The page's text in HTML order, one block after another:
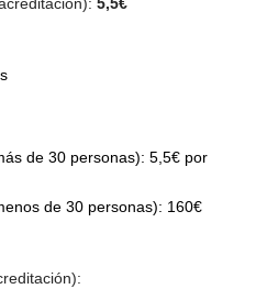
de 30 personas): 5,5€ por
de 30 personas): 160€